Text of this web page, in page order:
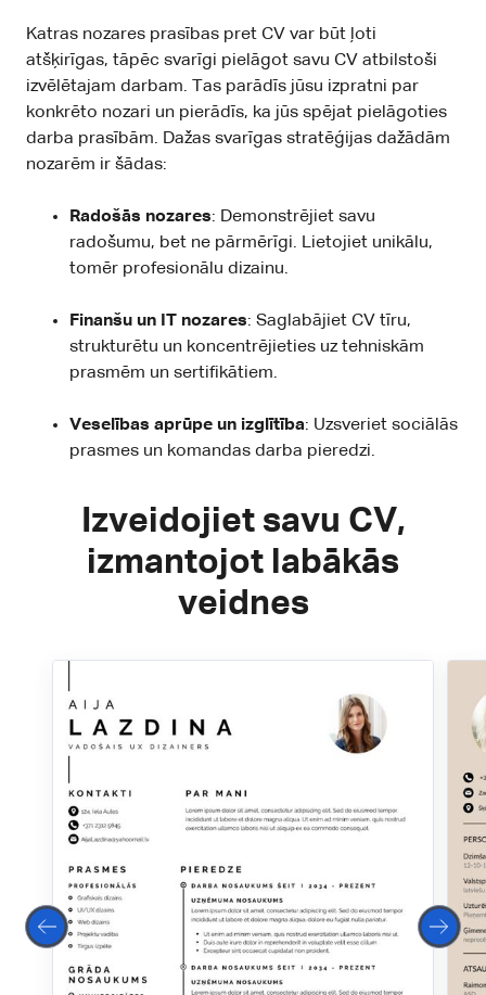
Katras nozares prasības pret CV var būt ļoti
atšķirīgas, tāpēc svarīgi pielāgot savu CV atbilstoši
izvēlētajam darbam. Tas parādīs jūsu izpratni par
konkrēto nozari un pierādīs, ka jūs spējat pielāgoties
darba prasībām. Dažas svarīgas stratēģijas dažādām
nozarēm ir šādas:
Radošās nozares: Demonstrējiet savu
radošumu, bet ne pārmērīgi. Lietojiet unikālu,
tomēr profesionālu dizainu.
Finanšu un IT nozares: Saglabājiet CV tīru,
strukturētu un koncentrējieties uz tehniskām
prasmēm un sertifikātiem.
Veselības aprūpe un izglītība: Uzsveriet sociālās
prasmes un komandas darba pieredzi.
Izveidojiet savu CV,
izmantojot labākās
veidnes